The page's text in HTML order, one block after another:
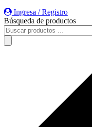
Ingresa / Registro
Búsqueda de productos